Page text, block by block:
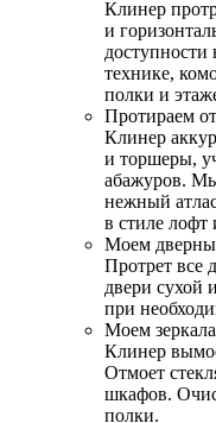
Клинер
и
технике,
полки и
Протираем
Клинер
и торшеры,
абажуров.
нежный
в стиле лофт
Моем
Протрет все
двери сухой
при
Моем
Клинер
Отмоет
шкафов.
полки.